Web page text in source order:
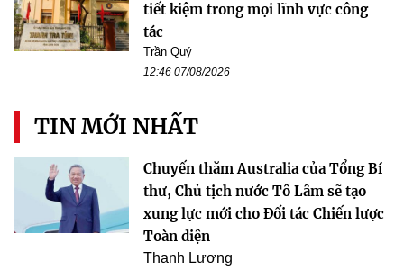
tiết kiệm trong mọi lĩnh vực công
tác
Trần Quý
12:46 07/08/2026
TIN MỚI NHẤT
Chuyến thăm Australia của Tổng Bí
thư, Chủ tịch nước Tô Lâm sẽ tạo
xung lực mới cho Đối tác Chiến lược
Toàn diện
Thanh Lương